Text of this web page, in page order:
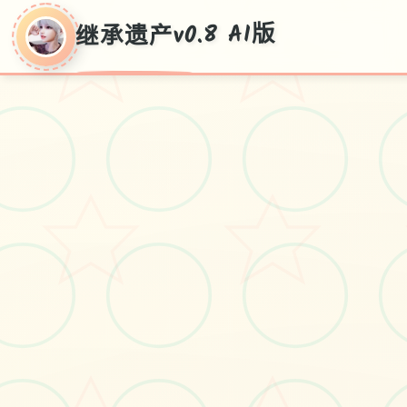
继承遗产v0.8 AI版